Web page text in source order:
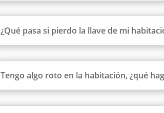
¿Qué pasa si pierdo la llave de mi
Tengo algo roto en la habitación, ¿qué